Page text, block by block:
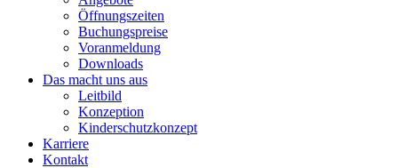
Öffnungszeiten
Buchungspreise
Voranmeldung
Downloads
Das macht uns aus
Leitbild
Konzeption
Kinderschutzkonzept
Karriere
Kontakt